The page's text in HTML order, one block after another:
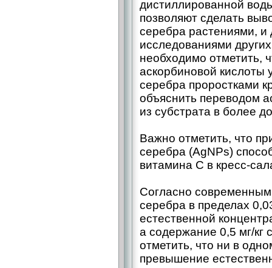
дистиллированной
позволяют сделать
серебра растениями,
исследованиями
необходимо отметить,
аскорбиновой кислоты
серебра проростками
объяснить переводом
из субстрата в более
Важно отметить, что
серебра (AgNPs)
витамина С в кресс-
Согласно
серебра в пределах
естественной
а содержание 0,5 мг/кг
отметить, что ни в
превышение